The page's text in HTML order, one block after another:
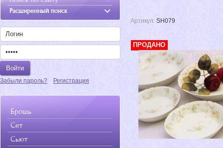
Расширенный поиск
Забыли пароль? Регистрация
Брошь
Сет
Сьют
Артикул: SH079
ПРОДАНО